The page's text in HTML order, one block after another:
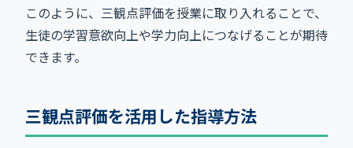
このように、三観点評価を授業に取り入れることで、
生徒の学習意欲向上や学力向上につなげることが期待
できます。
三観点評価を活用した指導方法